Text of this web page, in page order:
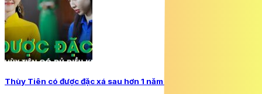
Thùy Tiên có được đặc xá sau hơn 1 năm thụ án?